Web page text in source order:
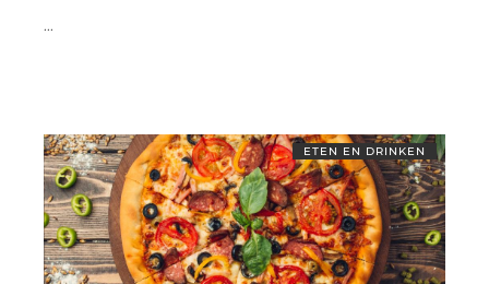
...
ETEN EN DRINKEN